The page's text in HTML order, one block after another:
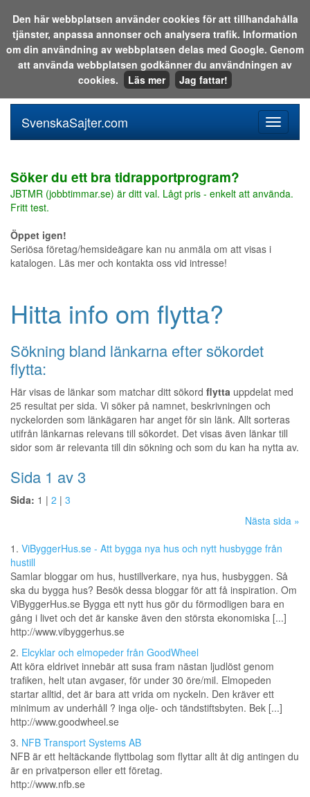
Sök i katalogen eller på webben:
meny
SvenskaSajter.com
Söker du ett bra tidrapportprogram?
JBTMR (jobbtimmar.se) är ditt val. Lågt pris - enkelt att använda.
Fritt test.
Öppet igen!
Seriösa företag/hemsideägare kan nu anmäla om att visas i
katalogen. Läs mer och kontakta oss vid intresse!
Hitta info om flytta?
Sökning bland länkarna efter sökordet
flytta:
Här visas de länkar som matchar ditt sökord flytta uppdelat med
25 resultat per sida. Vi söker på namnet, beskrivningen och
nyckelorden som länkägaren har anget för sin länk. Allt sorteras
utifrån länkarnas relevans till sökordet. Det visas även länkar till
sidor som är relevanta till din sökning och som du kan ha nytta av.
Sida 1 av 3
Sida: 1 | 2 | 3
Nästa sida »
1. ViByggerHus.se - Att bygga nya hus och nytt husbygge från
hustill
Samlar bloggar om hus, hustillverkare, nya hus, husbyggen. Så
ska du bygga hus? Besök dessa bloggar för att få inspiration. Om
ViByggerHus.se Bygga ett nytt hus gör du förmodligen bara en
gång i livet och det är kanske även den största ekonomiska [...]
http://www.vibyggerhus.se
2. Elcyklar och elmopeder från GoodWheel
Att köra eldrivet innebär att susa fram nästan ljudlöst genom
trafiken, helt utan avgaser, för under 30 öre/mil. Elmopeden
startar alltid, det är bara att vrida om nyckeln. Den kräver ett
minimum av underhåll ? inga olje- och tändstiftsbyten. Bek [...]
http://www.goodwheel.se
3. NFB Transport Systems AB
NFB är ett heltäckande flyttbolag som flyttar allt åt dig antingen du
är en privatperson eller ett företag.
http://www.nfb.se
Den här webbplatsen använder cookies för att tillhandahålla
tjänster, anpassa annonser och analysera trafik. Information
om din användning av webbplatsen delas med Google. Genom
att använda webbplatsen godkänner du användningen av
cookies.
Läs mer Jag fattar!